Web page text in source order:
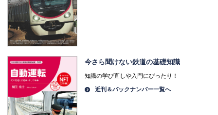
今さら聞けない鉄道の基礎知識
知識の学び直しや入門にぴったり！
近刊＆バックナンバー一覧へ